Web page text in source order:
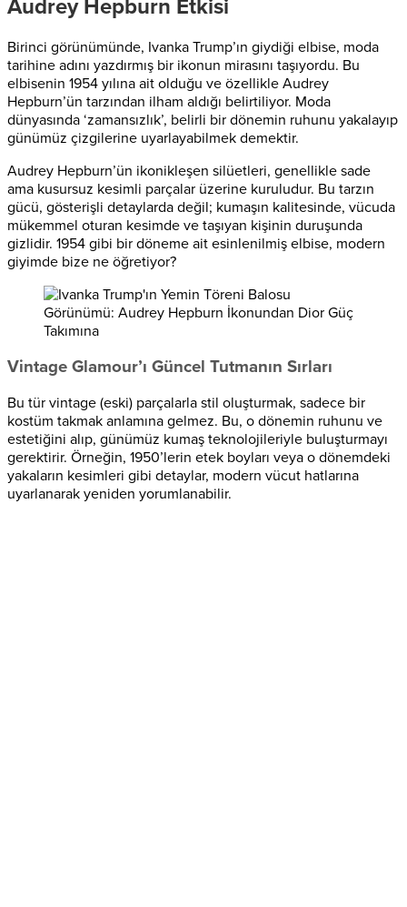
Audrey Hepburn Etkisi
Birinci görünümünde, Ivanka Trump’ın giydiği elbise, moda
tarihine adını yazdırmış bir ikonun mirasını taşıyordu. Bu
elbisenin 1954 yılına ait olduğu ve özellikle Audrey
Hepburn’ün tarzından ilham aldığı belirtiliyor. Moda
dünyasında ‘zamansızlık’, belirli bir dönemin ruhunu yakalayıp
günümüz çizgilerine uyarlayabilmek demektir.
Audrey Hepburn’ün ikonikleşen silüetleri, genellikle sade
ama kusursuz kesimli parçalar üzerine kuruludur. Bu tarzın
gücü, gösterişli detaylarda değil; kumaşın kalitesinde, vücuda
mükemmel oturan kesimde ve taşıyan kişinin duruşunda
gizlidir. 1954 gibi bir döneme ait esinlenilmiş elbise, modern
giyimde bize ne öğretiyor?
Vintage Glamour’ı Güncel Tutmanın Sırları
Bu tür vintage (eski) parçalarla stil oluşturmak, sadece bir
kostüm takmak anlamına gelmez. Bu, o dönemin ruhunu ve
estetiğini alıp, günümüz kumaş teknolojileriyle buluşturmayı
gerektirir. Örneğin, 1950’lerin etek boyları veya o dönemdeki
yakaların kesimleri gibi detaylar, modern vücut hatlarına
uyarlanarak yeniden yorumlanabilir.